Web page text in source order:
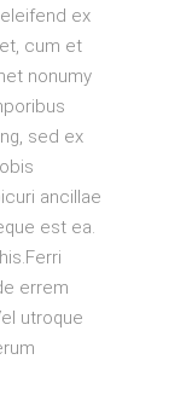
ex
cum et
nonumy
sed ex
ancillae
est ea.
errem
utroque